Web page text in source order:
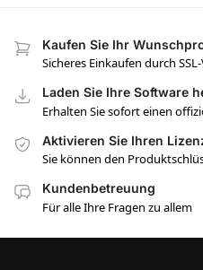
Kaufen Sie Ihr
Sicheres Einkaufen durch
Laden Sie Ihre Software
Erhalten Sie sofort einen
Aktivieren Sie Ihren
Sie können den
Kundenbetreuung
Für alle Ihre Fragen zu allem